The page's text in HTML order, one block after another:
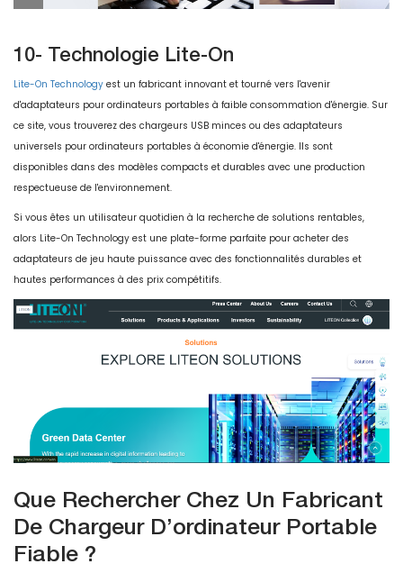
10- Technologie Lite-On
Lite-On Technology est un fabricant innovant et tourné vers l'avenir
d'adaptateurs pour ordinateurs portables à faible consommation d'énergie. Sur
ce site, vous trouverez des chargeurs USB minces ou des adaptateurs
universels pour ordinateurs portables à économie d'énergie. Ils sont
disponibles dans des modèles compacts et durables avec une production
respectueuse de l'environnement.
Si vous êtes un utilisateur quotidien à la recherche de solutions rentables,
alors Lite-On Technology est une plate-forme parfaite pour acheter des
adaptateurs de jeu haute puissance avec des fonctionnalités durables et
hautes performances à des prix compétitifs.
Que Rechercher Chez Un Fabricant
De Chargeur D’ordinateur Portable
Fiable ?